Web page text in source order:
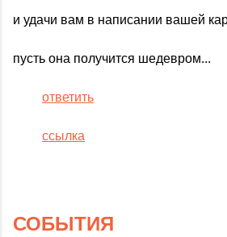
и удачи вам в написании вашей
пусть она получится шедевром...
ответить
ссылка
СОБЫТИЯ